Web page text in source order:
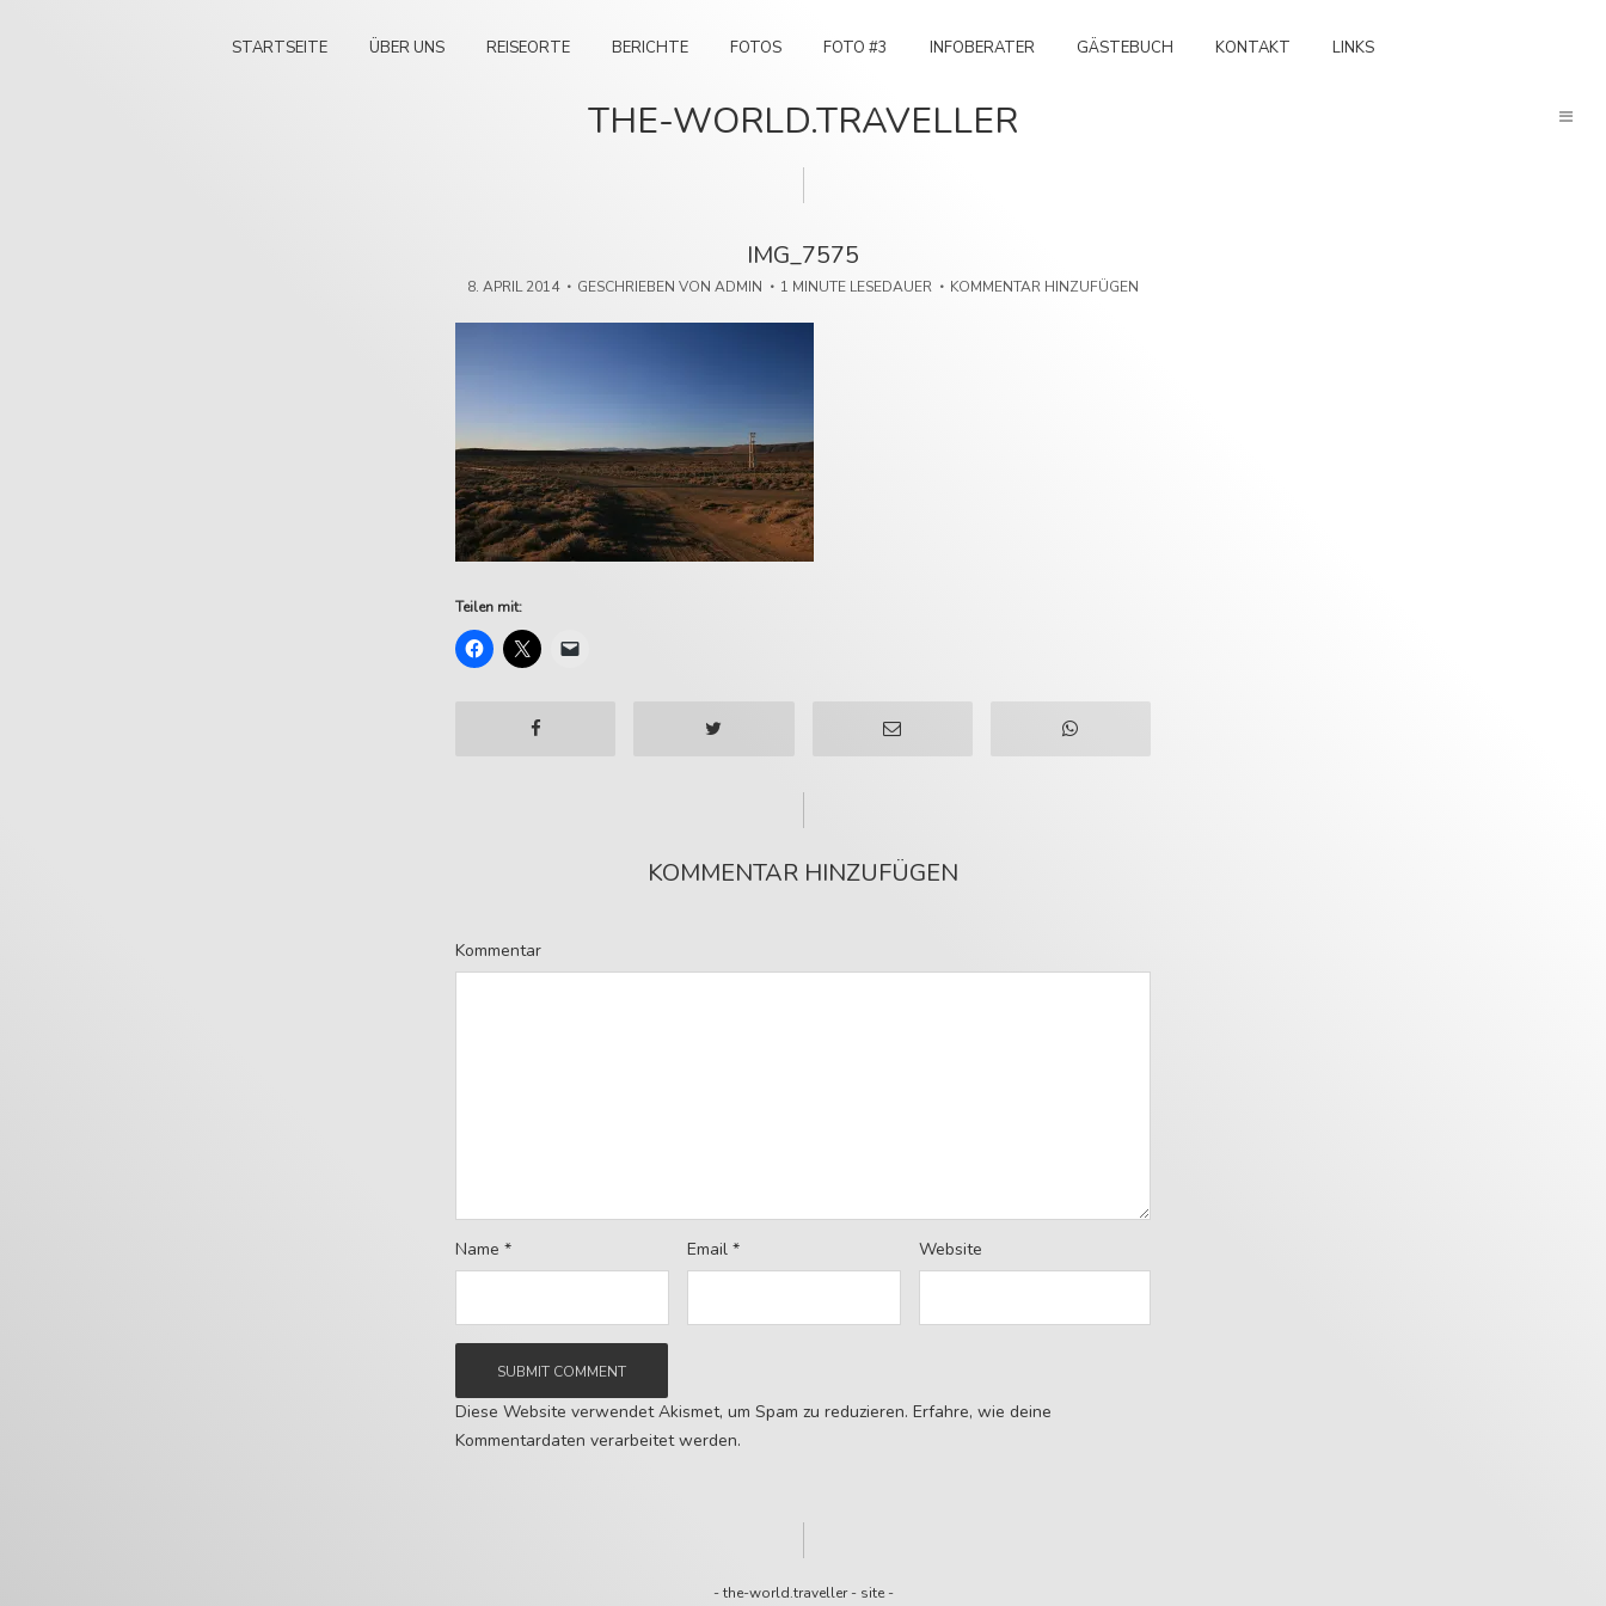
STARTSEITE ÜBER UNS REISEORTE BERICHTE FOTOS FOTO #3 INFOBERATER GÄSTEBUCH KONTAKT LINKS
THE-WORLD.TRAVELLER
IMG_7575
8. APRIL 2014 GESCHRIEBEN VON ADMIN 1 MINUTE LESEDAUER KOMMENTAR HINZUFÜGEN
Teilen mit:
KOMMENTAR HINZUFÜGEN
Kommentar
Name * Email * Website
Diese Website verwendet Akismet, um Spam zu reduzieren. Erfahre, wie deine
Kommentardaten verarbeitet werden.
-the-world.traveller- site-